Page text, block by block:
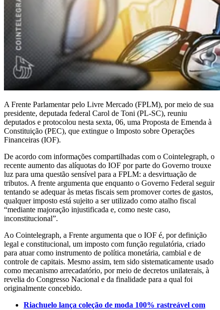
A Frente Parlamentar pelo Livre Mercado (FPLM), por meio de sua
presidente, deputada federal Carol de Toni (PL-SC), reuniu
deputados e protocolou nesta sexta, 06, uma Proposta de Emenda à
Constituição (PEC), que extingue o Imposto sobre Operações
Financeiras (IOF).
De acordo com informações compartilhadas com o Cointelegraph, o
recente aumento das alíquotas do IOF por parte do Governo trouxe
luz para uma questão sensível para a FPLM: a desvirtuação de
tributos. A frente argumenta que enquanto o Governo Federal seguir
tentando se adequar às metas fiscais sem promover cortes de gastos,
qualquer imposto está sujeito a ser utilizado como atalho fiscal
“mediante majoração injustificada e, como neste caso,
inconstitucional”.
Ao Cointelegraph, a Frente argumenta que o IOF é, por definição
legal e constitucional, um imposto com função regulatória, criado
para atuar como instrumento de política monetária, cambial e de
controle de capitais. Mesmo assim, tem sido sistematicamente usado
como mecanismo arrecadatório, por meio de decretos unilaterais, à
revelia do Congresso Nacional e da finalidade para a qual foi
originalmente concebido.
Riachuelo lança coleção de moda 100% rastreável com